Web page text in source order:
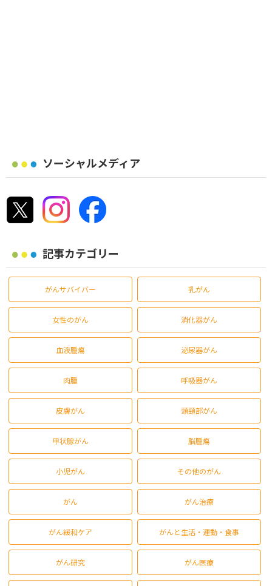
ソーシャルメディア
記事カテゴリー
がんサバイバー 乳がん
女性のがん 消化器がん
血液腫瘍 泌尿器がん
肉腫 呼吸器がん
皮膚がん 頭頸部がん
甲状腺がん 脳腫瘍
小児がん その他のがん
がん がん治療
がん緩和ケア がんと生活・運動・食事
がん研究 がん医療